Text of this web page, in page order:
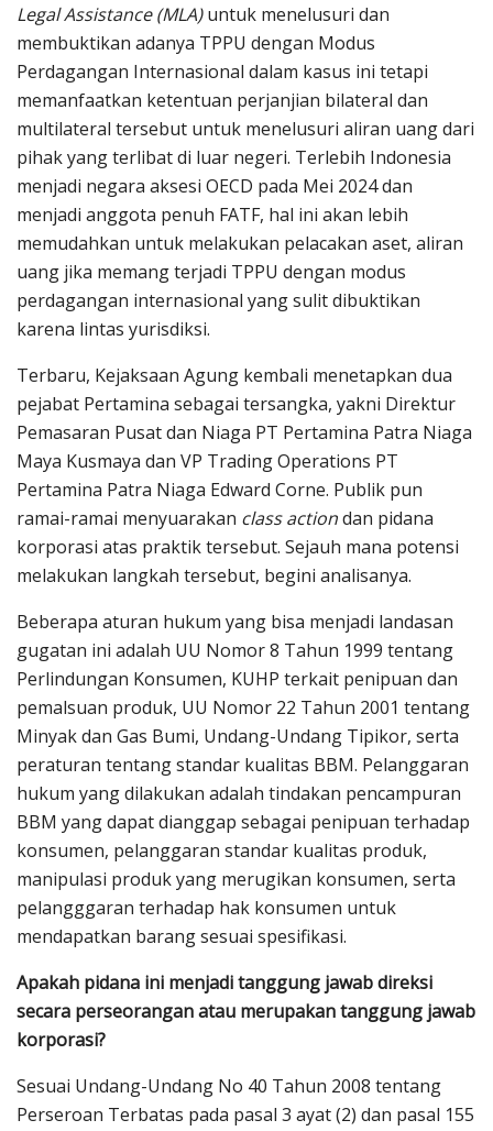
Legal Assistance (MLA)untuk menelusuri dan
membuktikan adanya TPPU dengan Modus
Perdagangan Internasional dalam kasus ini tetapi
memanfaatkan ketentuan perjanjian bilateral dan
multilateral tersebut untuk menelusuri aliran uang dari
pihak yang terlibat di luar negeri. Terlebih Indonesia
menjadi negara aksesi OECD pada Mei 2024 dan
menjadi anggota penuh FATF, hal ini akan lebih
memudahkan untuk melakukan pelacakan aset, aliran
uang jika memang terjadi TPPU dengan modus
perdagangan internasional yang sulit dibuktikan
karena lintas yurisdiksi.
Terbaru, Kejaksaan Agung kembali menetapkan dua
pejabat Pertamina sebagai tersangka, yakni Direktur
Pemasaran Pusat dan Niaga PT Pertamina Patra Niaga
Maya Kusmaya dan VP Trading Operations PT
Pertamina Patra Niaga Edward Corne. Publik pun
ramai-ramai menyuarakan class actiondan pidana
korporasi atas praktik tersebut. Sejauh mana potensi
melakukan langkah tersebut, begini analisanya.
Beberapa aturan hukum yang bisa menjadi landasan
gugatan ini adalah UU Nomor 8 Tahun 1999 tentang
Perlindungan Konsumen, KUHP terkait penipuan dan
pemalsuan produk, UU Nomor 22 Tahun 2001 tentang
Minyak dan Gas Bumi, Undang-Undang Tipikor, serta
peraturan tentang standar kualitas BBM. Pelanggaran
hukum yang dilakukan adalah tindakan pencampuran
BBM yang dapat dianggap sebagai penipuan terhadap
konsumen, pelanggaran standar kualitas produk,
manipulasi produk yang merugikan konsumen, serta
pelangggaran terhadap hak konsumen untuk
mendapatkan barang sesuai spesifikasi.
Apakah pidana ini menjadi tanggung jawab direksi
secara perseorangan atau merupakan tanggung jawab
korporasi?
Sesuai Undang-Undang No 40 Tahun 2008 tentang
Perseroan Terbatas pada pasal 3 ayat (2) dan pasal 155